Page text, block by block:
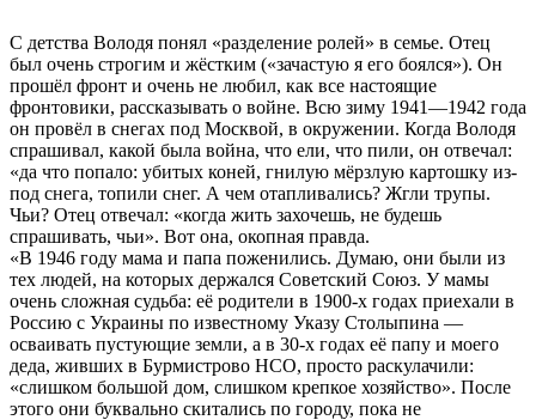
С детства Володя понял «разделение ролей» в семье. Отец
был очень строгим и жёстким («зачастую я его боялся»). Он
прошёл фронт и очень не любил, как все настоящие
фронтовики, рассказывать о войне. Всю зиму 1941—1942 года
он провёл в снегах под Москвой, в окружении. Когда Володя
спрашивал, какой была война, что ели, что пили, он отвечал:
«да что попало: убитых коней, гнилую мёрзлую картошку из-
под снега, топили снег. А чем отапливались? Жгли трупы.
Чьи? Отец отвечал: «когда жить захочешь, не будешь
спрашивать, чьи». Вот она, окопная правда.
«В 1946 году мама и папа поженились. Думаю, они были из
тех людей, на которых держался Советский Союз. У мамы
очень сложная судьба: её родители в 1900-х годах приехали в
Россию с Украины по известному Указу Столыпина —
осваивать пустующие земли, а в 30-х годах её папу и моего
деда, живших в Бурмистрово НСО, просто раскулачили:
«слишком большой дом, слишком крепкое хозяйство». После
этого они буквально скитались по городу, пока не